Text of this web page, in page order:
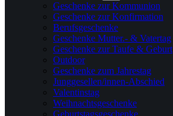
Geschenke zur Kommunion
Geschenke zur Konfirmation
Berufsgeschenke
Geschenke Mutter.- & Vatertag
Geschenke zur Taufe & Geburt
Outdoor
Geschenke zum Jahrestag
Junggesellen/innen-Abschied
Valentinstag
Weihnachtsgeschenke
Geburtstagsgeschenke